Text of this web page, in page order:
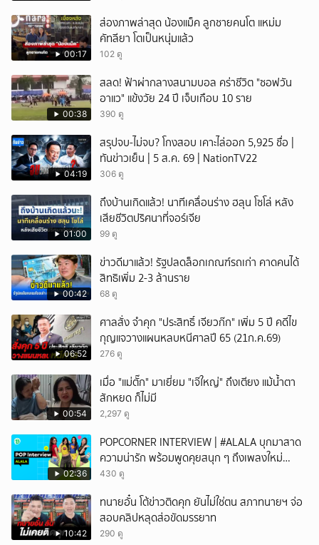
00:17
ส่องภาพล่าสุด น้องแม็ค ลูกชายคนโต แหม่ม
คัทลียา โตเป็นหนุ่มแล้ว
102 ดู
00:38
สลด! ฟ้าผ่ากลางสนามบอล คร่าชีวิต "ซอฟวัน
อาแว" แข้งวัย 24 ปี เจ็บเกือบ 10 ราย
390 ดู
04:19
สรุปจบ-ไม่จบ? โกงสอบ เคาะไล่ออก 5,925 ชื่อ |
ทันข่าวเย็น | 5 ส.ค. 69 | NationTV22
306 ดู
01:00
ถึงบ้านเกิดแล้ว! นาทีเคลื่อนร่าง ฮลุน โซโล่ หลัง
เสียชีวิตปริศนาที่จอร์เจีย
99 ดู
00:42
ข่าวดีมาแล้ว! รัฐปลดล็อกเกณฑ์รถเก่า คาดคนได้
สิทธิเพิ่ม 2-3 ล้านราย
68 ดู
06:52
ศาลสั่ง จำคุก "ประสิทธิ์ เจียวก๊ก" เพิ่ม 5 ปี คดีไข
กุญแจวางแผนหลบหนีศาลปี 65 (21ก.ค.69)
276 ดู
00:54
เมื่อ "แม่ตั๊ก" มาเยี่ยม "เจ๊ใหญ่" ถึงเตียง แม้น้ำตา
สักหยด ก็ไม่มี
2,297 ดู
02:36
POPCORNER INTERVIEW | #ALALA บุกมาสาด
ความน่ารัก พร้อมพูดคุยสนุก ๆ ถึงเพลงใหม่
'ON&OFF'
430 ดู
10:42
ทนายอั๋น โต้ข่าวติดคุก ยันไม่ใช่ตน สภาทนายฯ จ่อ
สอบคลิปหลุดส่อขัดมรรยาท
290 ดู